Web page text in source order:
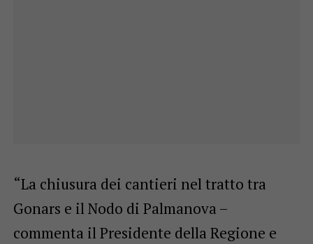
“La chiusura dei cantieri nel tratto tra
Gonars e il Nodo di Palmanova –
commenta il Presidente della Regione e